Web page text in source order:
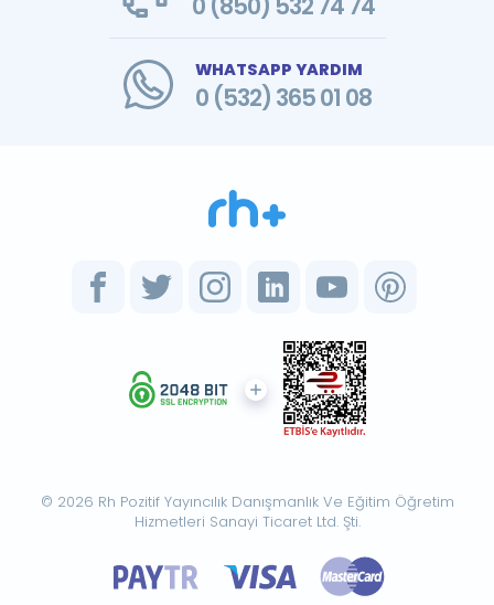
WHATSAPP YARDIM
0 (532) 365 01 08
© 2026 Rh Pozitif Yayıncılık Danışmanlık Ve Eğitim Öğretim
Hizmetleri Sanayi Ticaret Ltd. Şti.